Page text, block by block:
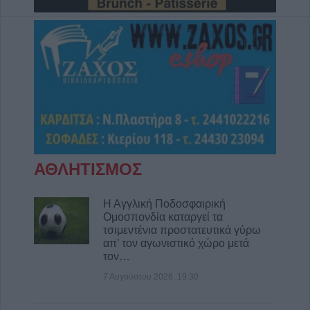
Κωνσταντίνου Πλεξίδα
8 Αυγούστου 2026, 19:13
Την Κυριακή 9 Αυγούστου η κηδεία της
Θωμαΐτσας Τσιούκα
8 Αυγούστου 2026, 17:42
ανασύρθηκε από την θάλασσα 43χρονος
8 Αυγούστου 2026, 17:14
Σε αναζήτηση λύσης για το χρόνιο
πρόβλημα των ανεπιτήρητων βοοειδών σε
8 Αυγούστου 2026, 14:49
Ακυρώθηκε απόφαση του Περιφερειάρχη
Θεσσαλίας Δημ. Κουρέτα για το θαλάσσιο
σκι στη λίμνη Σμοκόβου
8 Αυγούστου 2026, 13:44
ΑΘΛΗΤΙΣΜΟΣ
Η Αγγλική Ποδοσφαιρική
Ομοσπονδία καταργεί τα
τσιμεντένια προστατευτικά γύρω
απ’ τον αγωνιστικό χώρο μετά
τον…
7 Αυγούστου 2026, 19:30